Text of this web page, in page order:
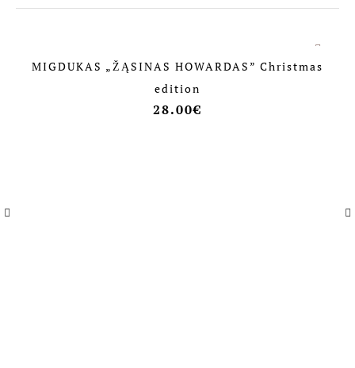
MIGDUKAS „ŽĄSINAS HOWARDAS” Christmas
edition
28.00€